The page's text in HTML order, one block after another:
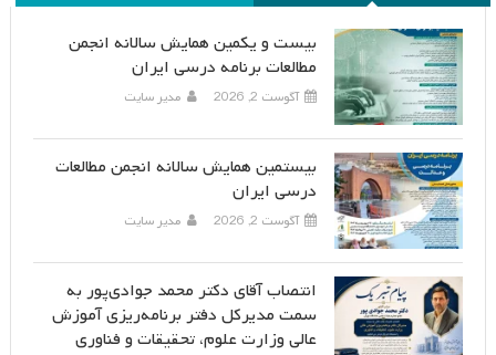
بیست و یکمین همایش سالانه انجمن
مطالعات برنامه درسی ایران
آگوست 2, 2026 مدیر سایت
بیستمین همایش سالانه انجمن مطالعات
درسی ایران
آگوست 2, 2026 مدیر سایت
انتصاب آقای دکتر محمد جوادی‌پور به
سمت مدیرکل دفتر برنامه‌ریزی آموزش
عالی وزارت علوم، تحقیقات و فناوری